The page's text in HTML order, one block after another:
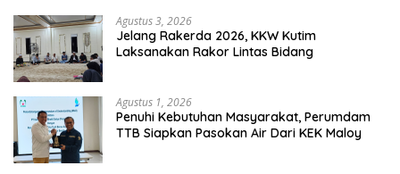
Agustus 3, 2026
Jelang Rakerda 2026, KKW Kutim
Laksanakan Rakor Lintas Bidang
Agustus 1, 2026
Penuhi Kebutuhan Masyarakat, Perumdam
TTB Siapkan Pasokan Air Dari KEK Maloy